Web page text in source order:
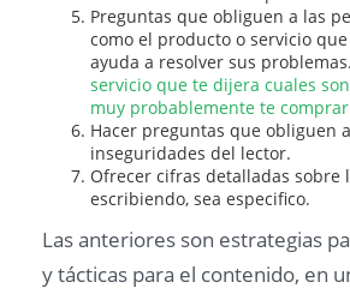
Preguntas que obliguen a las
como el producto o servicio
ayuda a resolver sus
servicio que te dijera cuales
muy probablemente te
Hacer preguntas que obliguen
inseguridades del lector.
Ofrecer cifras detalladas sobre
escribiendo, sea especifico.
Las anteriores son estrategias
y tácticas para el contenido, en